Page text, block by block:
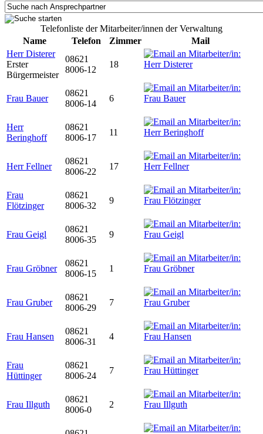
Telefonliste der Mitarbeiter/innen der Verwaltung
Name
Telefon Zimmer
Mail
Herr Disterer
Erster
Bürgermeister
08621
8006-12
18
Frau Bauer
08621
8006-14
6
Herr
Beringhoff
08621
8006-17
11
Herr Fellner
08621
8006-22
17
Frau
Flötzinger
08621
8006-32
9
Frau Geigl
08621
8006-35
9
Frau Gröbner
08621
8006-15
1
Frau Gruber
08621
8006-29
7
Frau Hansen
08621
8006-31
4
Frau
Hüttinger
08621
8006-24
7
Frau Illguth
08621
8006-0
2